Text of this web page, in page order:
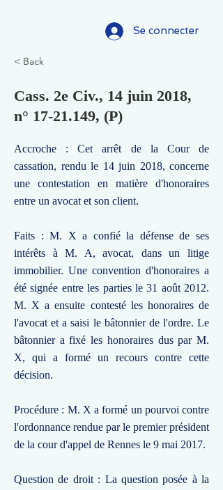
Se connecter
< Back
Cass. 2e Civ., 14 juin 2018,
n° 17-21.149, (P)
Accroche : Cet arrêt de la Cour de
cassation, rendu le 14 juin 2018, concerne
une contestation en matière d'honoraires
entre un avocat et son client.
Faits : M. X a confié la défense de ses
intérêts à M. A, avocat, dans un litige
immobilier. Une convention d'honoraires a
été signée entre les parties le 31 août 2012.
M. X a ensuite contesté les honoraires de
l'avocat et a saisi le bâtonnier de l'ordre. Le
bâtonnier a fixé les honoraires dus par M.
X, qui a formé un recours contre cette
décision.
Procédure : M. X a formé un pourvoi contre
l'ordonnance rendue par le premier président
de la cour d'appel de Rennes le 9 mai 2017.
Question de droit : La question posée à la